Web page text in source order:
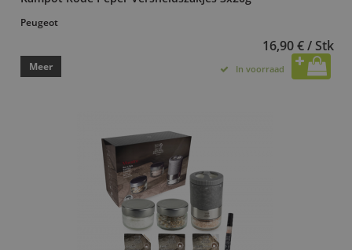
Peugeot
16,90 € / Stk
Meer In voorraad